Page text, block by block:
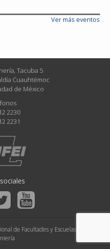
Ver más eventos
Tacuba 5
Cuauhtémoc
de México
2230
2231
de Facultades y Escuelas de